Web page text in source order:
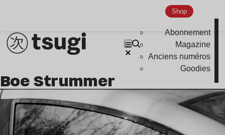
Shop
Abonnement
Magazine
Anciens numéros
Goodies
Boe Strummer